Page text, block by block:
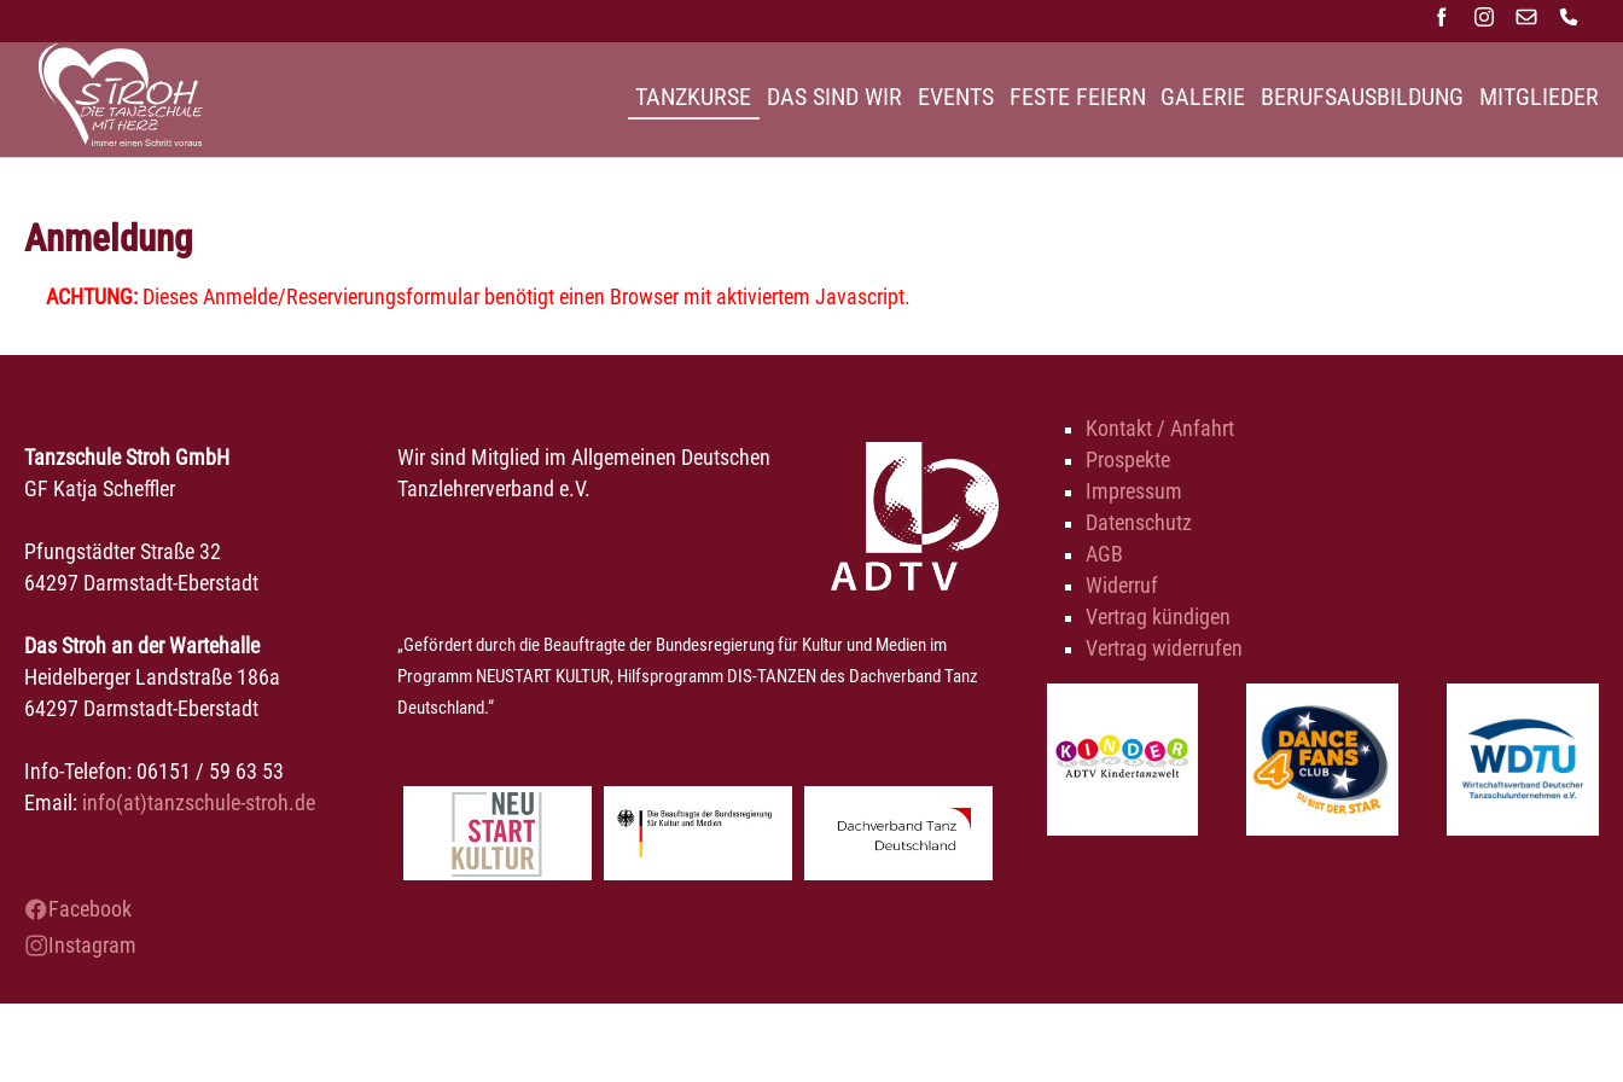
TANZKURSE DAS SIND WIR EVENTS FESTE FEIERN GALERIE BERUFSAUSBILDUNG MITGLIEDER
Anmeldung
ACHTUNG:Dieses Anmelde/Reservierungsformular benötigt einen Browser mit aktiviertem Javascript.
Tanzschule Stroh GmbH
GF Katja Scheffler
Pfungstädter Straße 32
64297 Darmstadt-Eberstadt
Das Stroh an der Wartehalle
Heidelberger Landstraße 186a
64297 Darmstadt-Eberstadt
Info-Telefon: 06151 / 59 63 53
Email: info(at)tanzschule-stroh.de
Facebook
Instagram
Wir sind Mitglied im Allgemeinen Deutschen
Tanzlehrerverband e.V.
„Gefördert durch die Beauftragte der Bundesregierung für Kultur und Medien im
Programm NEUSTART KULTUR, Hilfsprogramm DIS-TANZEN des Dachverband Tanz
Deutschland.“
Kontakt / Anfahrt
Prospekte
Impressum
Datenschutz
AGB
Widerruf
Vertrag kündigen
Vertrag widerrufen